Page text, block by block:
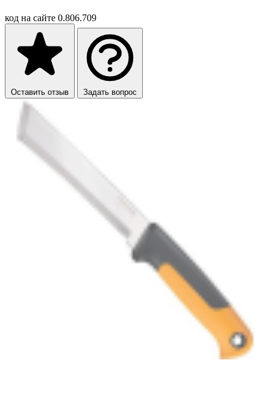
код на сайте 0.806.709
Оставить отзыв Задать вопрос